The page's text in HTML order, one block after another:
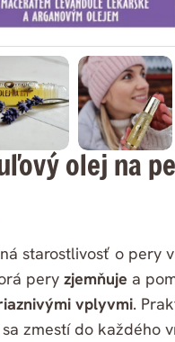
olej na
starostlivosť o pery
pery zjemňuje a
vplyvmi.
sa zmestí do každého